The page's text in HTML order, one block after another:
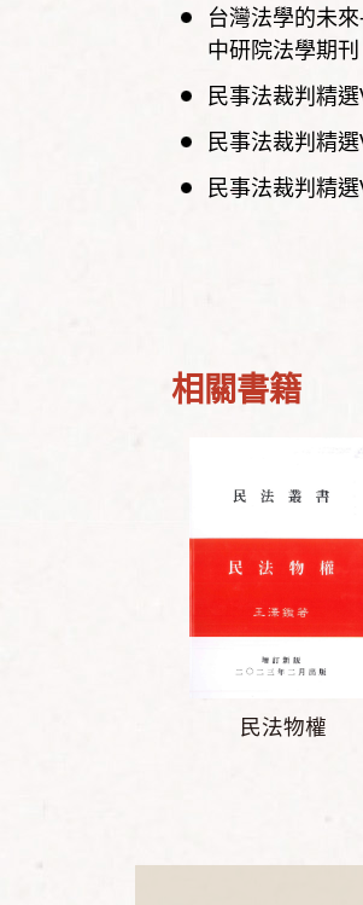
台灣法學的未
中研院法學期刊
民事法裁判精
民事法裁判精
民事法裁判精
相關書籍
民法物權